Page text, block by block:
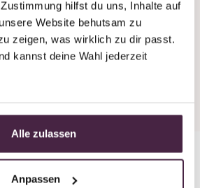
hilfst du uns, Inhalte auf
Website behutsam zu
zeigen, was wirklich zu dir passt.
kannst deine Wahl jederzeit
Alle zulassen
Anpassen
22 122 - 160